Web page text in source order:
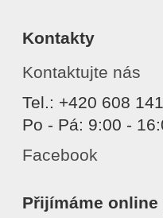
Kontakty
Kontaktujte nás
Tel.: +420 608
Po - Pá: 9:00 -
Facebook
Přijímáme